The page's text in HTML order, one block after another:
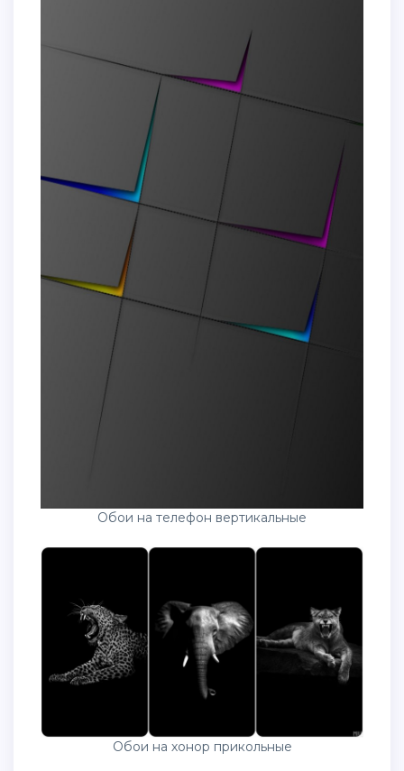
Обои на телефон вертикальные
Обои на хонор прикольные